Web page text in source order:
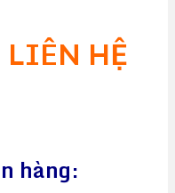
LIÊN HỆ
hàng: